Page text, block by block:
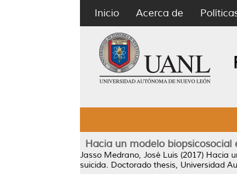
Inicio Acerca de
Hacia un modelo
Jasso Medrano, José Luis (2017) Hacia
suicida. Doctorado thesis, Universidad